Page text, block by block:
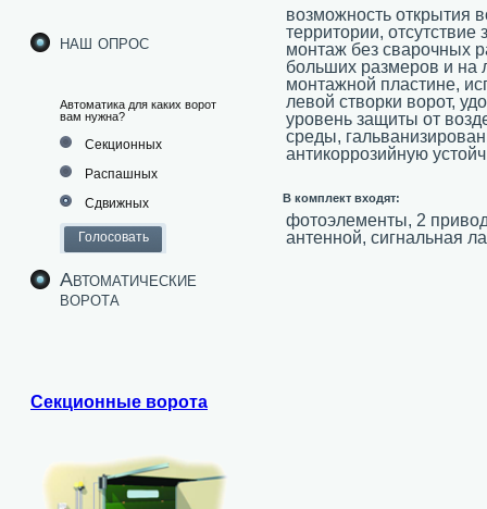
наш опрос
Автоматика для каких ворот
вам нужна?
Секционных
Распашных
Сдвижных
Автоматические
ворота
Секционные ворота
возможность открытия
территории,
монтаж без сварочных
больших размеров и на
монтажной пластине,
левой створки ворот,
уровень защиты от
среды,
антикоррозийную
В комплект входят:
фотоэлементы, 2
антенной, сигнальная